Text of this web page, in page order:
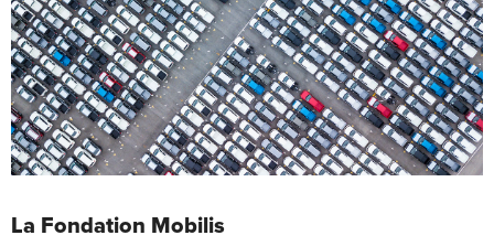
La Fondation Mobilis